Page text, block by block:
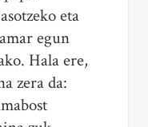
eta
egun
Hala ere,
zera da: